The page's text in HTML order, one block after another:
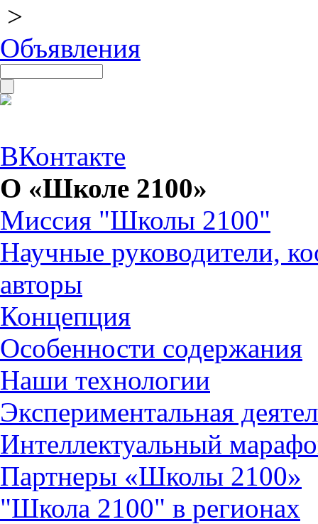
>
Объявления
ВКонтакте
О «Школе 2100»
Миссия "Школы 2100"
Научные руководители,
авторы
Концепция
Особенности содержания
Наши технологии
Экспериментальная
Интеллектуальный
Партнеры «Школы 2100»
"Школа 2100" в регионах